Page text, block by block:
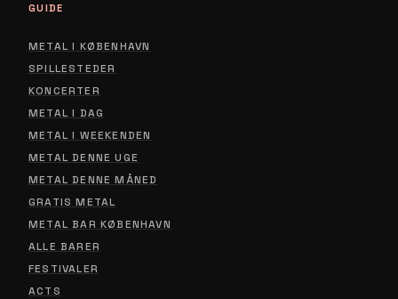
GUIDE
METAL I KØBENHAVN
SPILLESTEDER
KONCERTER
METAL I DAG
METAL I WEEKENDEN
METAL DENNE UGE
METAL DENNE MÅNED
GRATIS METAL
METAL BAR KØBENHAVN
ALLE BARER
FESTIVALER
ACTS